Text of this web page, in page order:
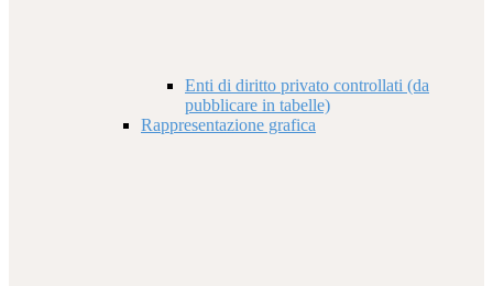
Enti di diritto privato controllati (da
pubblicare in tabelle)
Rappresentazione grafica